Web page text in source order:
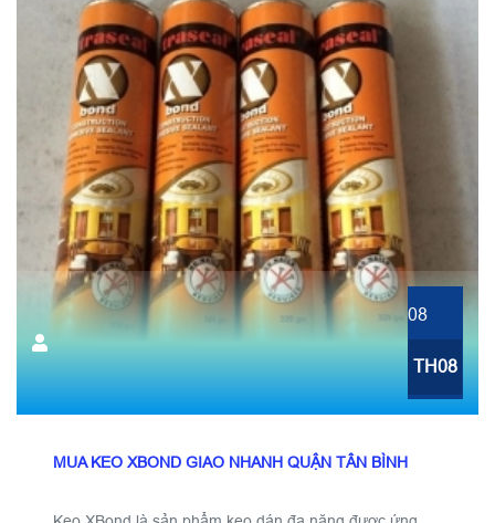
08
TH08
MUA KEO XBOND GIAO NHANH QUẬN TÂN BÌNH